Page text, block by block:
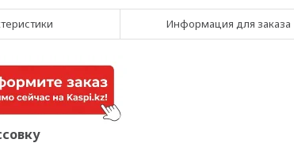
Информация для заказа